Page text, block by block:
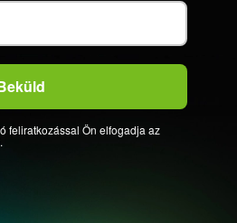
feliratkozással Ön elfogadja az
.